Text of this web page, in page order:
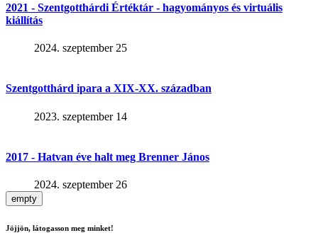
2021 - Szentgotthárdi Értéktár - hagyományos és virtuális
kiállítás
2024. szeptember 25
Szentgotthárd ipara a XIX-XX. században
2023. szeptember 14
2017 - Hatvan éve halt meg Brenner János
2024. szeptember 26
empty
Jöjjön, látogasson meg minket!